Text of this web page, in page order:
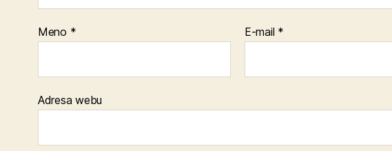
Meno * E-mail *
Adresa webu